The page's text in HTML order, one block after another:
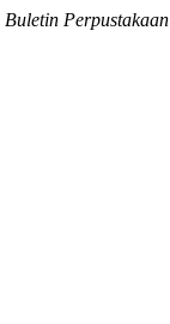
Buletin Perpustakaan